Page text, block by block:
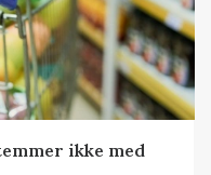
ikke med